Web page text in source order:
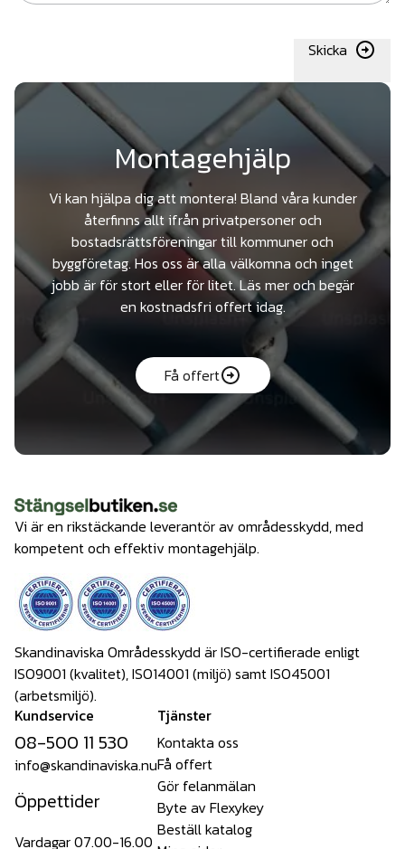
Skicka
Montagehjälp
Vi kan hjälpa dig att montera! Bland våra kunder
återfinns allt ifrån privatpersoner och
bostadsrättsföreningar till kommuner och
byggföretag. Hos oss är alla välkomna och inget
jobb är för stort eller för litet. Läs mer och begär
en kostnadsfri offert idag.
Få offert
Vi är en rikstäckande leverantör av områdesskydd, med
kompetent och effektiv montagehjälp.
Skandinaviska Områdesskydd är ISO-certifierade enligt
ISO9001 (kvalitet), ISO14001 (miljö) samt ISO45001
(arbetsmiljö).
Kundservice
08-500 11 530
info@skandinaviska.nu
Öppettider
Vardagar 07.00-16.00
Tjänster
Kontakta oss
Få offert
Gör felanmälan
Byte av Flexykey
Beställ katalog